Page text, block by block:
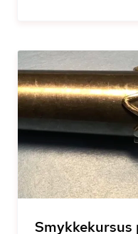
Smykkekursus